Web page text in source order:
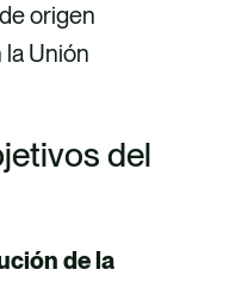
origen
Unión
del
de la